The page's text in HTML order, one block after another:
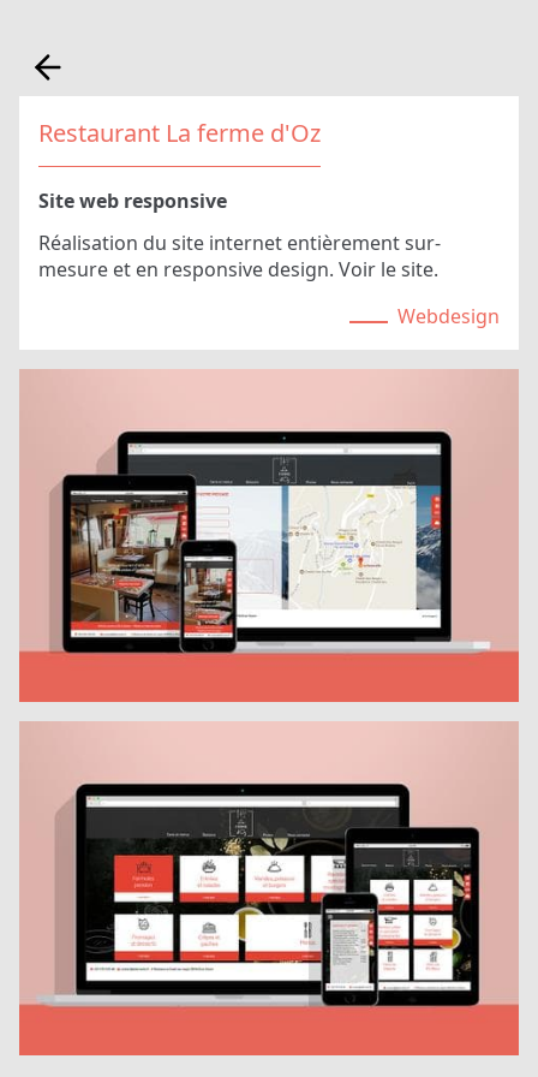
Restaurant La ferme d'Oz
Site web responsive
Réalisation du site internet entièrement sur-
mesure et en responsive design. Voir le site.
Webdesign